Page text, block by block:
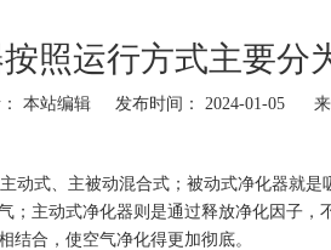
照运行方式主要分
本站编辑 发布时间： 2024-01-05 来
式、主被动混合式；被动式净化器就是
；主动式净化器则是通过释放净化因子，
结合，使空气净化得更加彻底。